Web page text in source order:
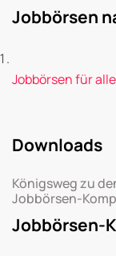
Jobbörsen
Jobbörsen für
Downloads
Königsweg zu
Jobbörsen-
Jobbörsen-